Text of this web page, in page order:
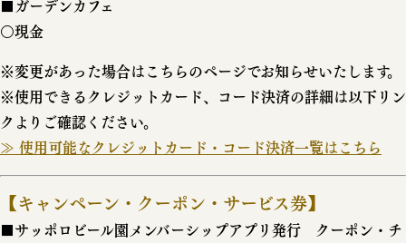
■ガーデンカフェ
○現金
※変更があった場合はこちらのページでお知らせいたします。
※使用できるクレジットカード、コード決済の詳細は以下リン
クよりご確認ください。
≫ 使用可能なクレジットカード・コード決済一覧はこちら
【キャンペーン・クーポン・サービス券】
■サッポロビール園メンバーシップアプリ発行 クーポン・チ